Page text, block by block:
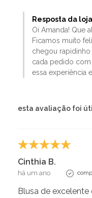
Resposta da
Oi Amanda! Que
Ficamos muito
chegou
cada pedido
essa experiência
esta avaliação foi
Cinthia B.
há um ano
Blusa de